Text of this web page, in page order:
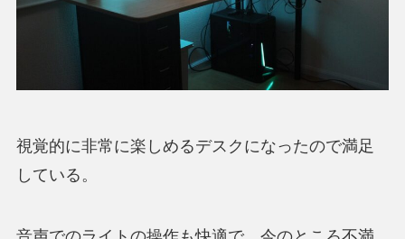
視覚的に非常に楽しめるデスクになったので満足
している。